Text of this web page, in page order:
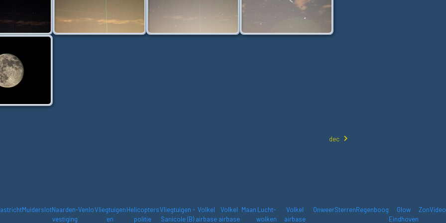
dec
MuiderslotNaarden-
vestiging
VenloVliegtuigen
en
Helicopters
politie
Vliegtuigen -
Sanicole (B)
Volkel
airbase
Volkel
airbase
Maan Lucht-
wolken
Volkel
airbase
OnweerSterrenRegenboog
Glow
Eindhoven
Zon